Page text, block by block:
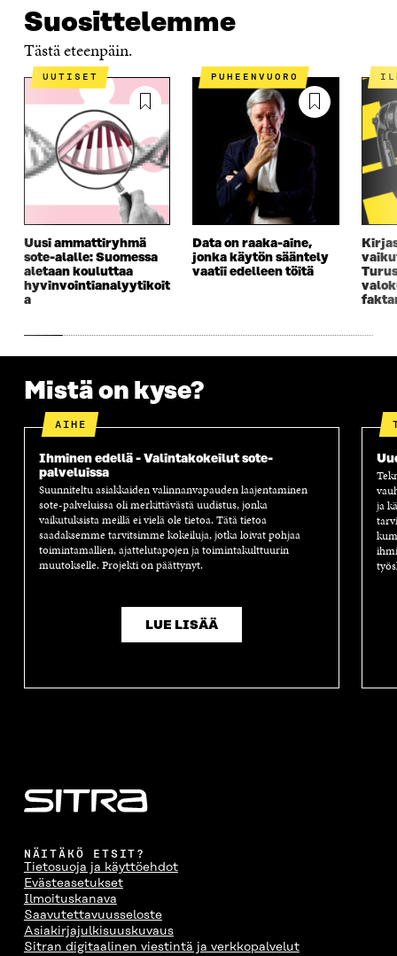
Suosittelemme
Tästä eteenpäin.
UUTISET
Uusi ammattiryhmä
sote-alalle: Suomessa
aletaan kouluttaa
hyvinvointianalyytikoit
a
PUHEENVUORO
Data on raaka-aine,
jonka käytön sääntely
vaatii edelleen töitä
Mistä on kyse?
AIHE
Ihminen edellä - Valintakokeilut sote-
palveluissa
Suunniteltu asiakkaiden valinnanvapauden laajentaminen
sote-palveluissa oli merkittävästä uudistus, jonka
vaikutuksista meillä ei vielä ole tietoa. Tätä tietoa
saadaksemme tarvitsimme kokeiluja, jotka loivat pohjaa
toimintamallien, ajattelutapojen ja toimintakulttuurin
muutokselle. Projekti on päättynyt.
LUE LISÄÄ
ja
NÄITÄKÖ ETSIT?
Tietosuoja ja käyttöehdot
Evästeasetukset
Ilmoituskanava
Saavutettavuusseloste
Asiakirjajulkisuuskuvaus
Sitran digitaalinen viestintä ja verkkopalvelut